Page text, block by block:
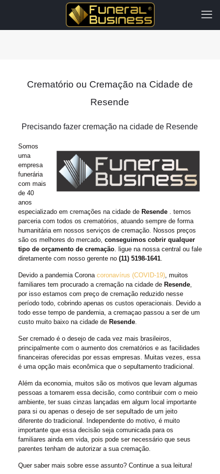
Crematório ou Cremação na Cidade de
Resende
Precisando fazer cremação na cidade de Resende
Somos
uma
empresa
funerária
com mais
de 40
anos
especializado em cremações na cidade de Resende. temos
parceria com todos os crematórios, atuando sempre de forma
humanitária em nossos serviços de cremação. Nossos preços
são os melhores do mercado, conseguimos cobrir qualquer
tipo de orçamento de cremação. ligue na nossa central ou fale
diretamente com nosso gerente no (11) 5198-1641.
Devido a pandemia Corona coronavírus (COVID-19), muitos
familiares tem procurado a cremação na cidade de Resende,
por isso estamos com preço de cremação reduzido nesse
período todo, cobrindo apenas os custos operacionais. Devido a
todo esse tempo de pandemia, a cremaçao passou a ser de um
custo muito baixo na cidade de Resende.
Ser cremado é o desejo de cada vez mais brasileiros,
principalmente com o aumento dos crematórios e as facilidades
financeiras oferecidas por essas empresas. Muitas vezes, essa
é uma opção mais econômica que o sepultamento tradicional.
Além da economia, muitos são os motivos que levam algumas
pessoas a tomarem essa decisão, como contribuir com o meio
ambiente, ter suas cinzas lançadas em algum local importante
para si ou apenas o desejo de ser sepultado de um jeito
diferente do tradicional. Independente do motivo, é muito
importante que essa decisão seja comunicada para os
familiares ainda em vida, pois pode ser necessário que seus
parentes tenham de autorizar a sua cremação.
Quer saber mais sobre esse assunto? Continue a sua leitura!